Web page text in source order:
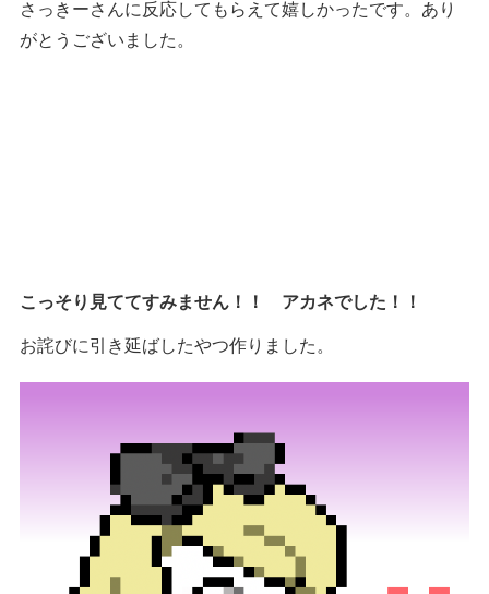
さっきーさんに反応してもらえて嬉しかったです。あり
がとうございました。
こっそり見ててすみません！！ アカネでした！！
お詫びに引き延ばしたやつ作りました。